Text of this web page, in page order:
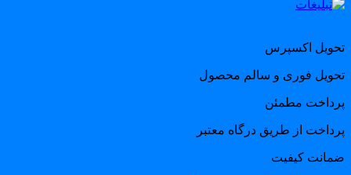
اکسپرس
فوری و سالم محصول
مطمئن
از طریق درگاه معتبر
کیفیت